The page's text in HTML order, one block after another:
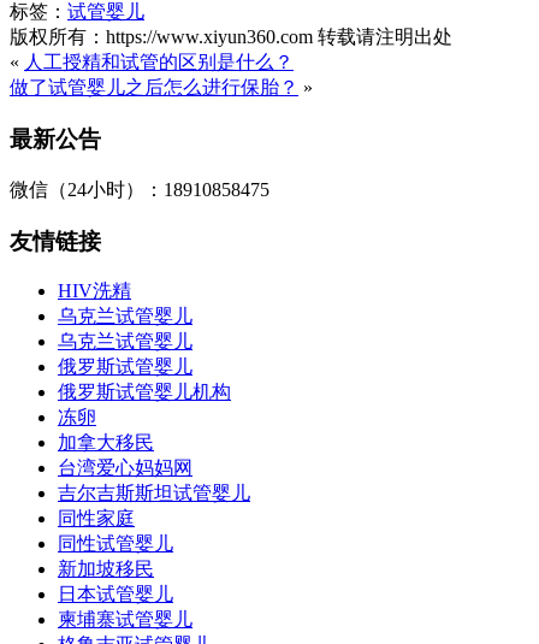
标签： 试管婴儿
版权所有：https://www.xiyun360.com 转载请注明出处
« 人工授精和试管的区别是什么？
做了试管婴儿之后怎么进行保胎？ »
最新公告
微信（24小时）：18910858475
友情链接
HIV洗精
乌克兰试管婴儿
乌克兰试管婴儿
俄罗斯试管婴儿
俄罗斯试管婴儿机构
冻卵
加拿大移民
台湾爱心妈妈网
吉尔吉斯斯坦试管婴儿
同性家庭
同性试管婴儿
新加坡移民
日本试管婴儿
柬埔寨试管婴儿